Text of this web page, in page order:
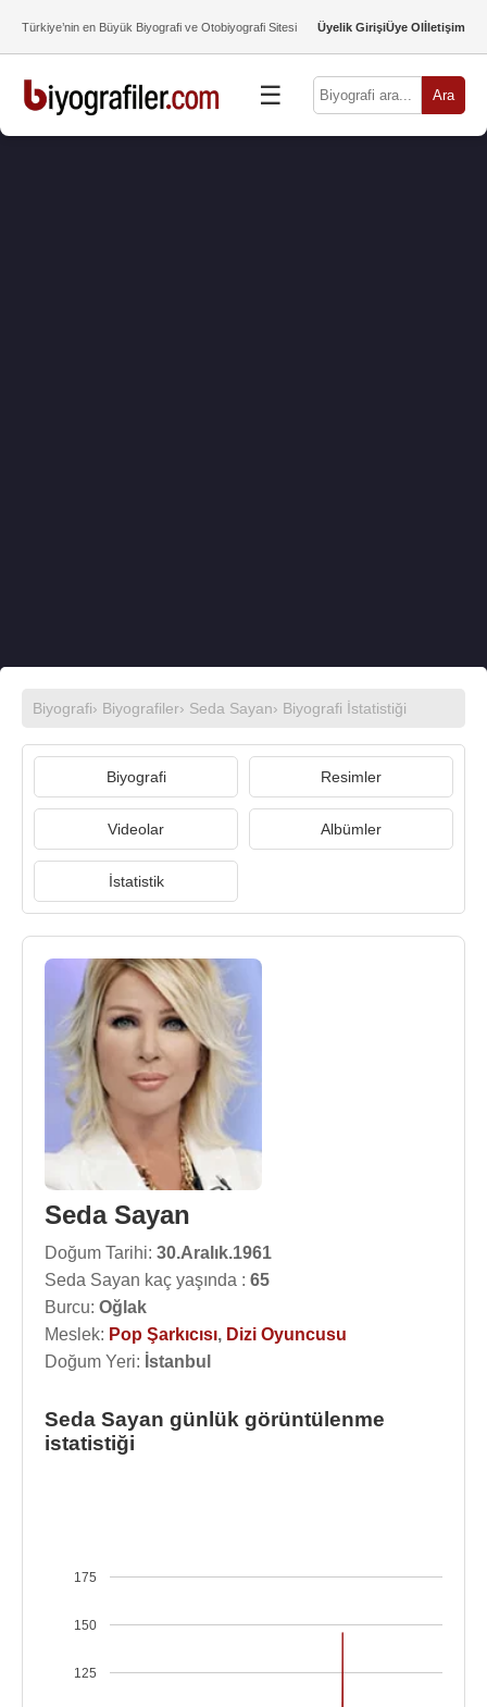
Türkiye’nin en Büyük Biyografi ve Otobiyografi Sitesi Üyelik GirişiÜye Olİletişim
☰ Ara
Biyografi› Biyografiler› Seda Sayan› Biyografi İstatistiği
Biyografi Resimler
Videolar Albümler
İstatistik
Seda Sayan
Doğum Tarihi: 30.Aralık.1961
Seda Sayan kaç yaşında : 65
Burcu: Oğlak
Meslek: Pop Şarkıcısı, Dizi Oyuncusu
Doğum Yeri: İstanbul
Seda Sayan günlük görüntülenme
istatistiği
125
150
175